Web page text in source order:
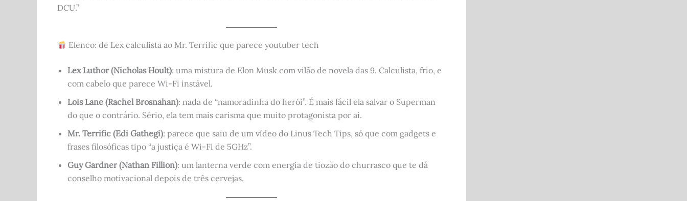
DCU.”
Elenco: de Lex calculista ao Mr. Terrific que parece youtuber tech
Lex Luthor (Nicholas Hoult): uma mistura de Elon Musk com vilão de novela das 9. Calculista, frio, e
com cabelo que parece Wi-Fi instável.
Lois Lane (Rachel Brosnahan): nada de “namoradinha do herói”. É mais fácil ela salvar o Superman
do que o contrário. Sério, ela tem mais carisma que muito protagonista por aí.
Mr. Terrific (Edi Gathegi): parece que saiu de um vídeo do Linus Tech Tips, só que com gadgets e
frases filosóficas tipo “a justiça é Wi-Fi de 5GHz”.
Guy Gardner (Nathan Fillion): um lanterna verde com energia de tiozão do churrasco que te dá
conselho motivacional depois de três cervejas.